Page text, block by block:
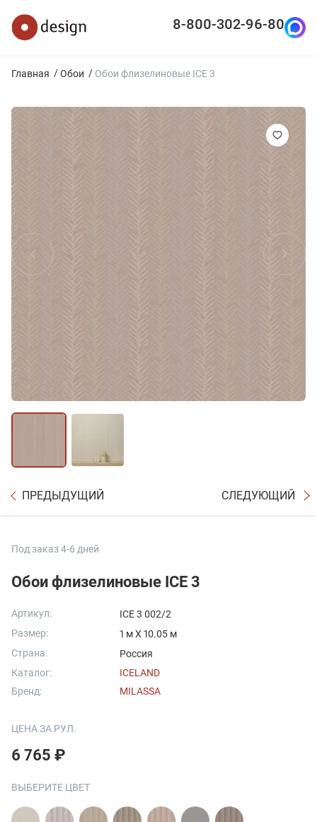
8-800-302-96-80
Главная Обои Обои флизелиновые ICE 3
ПРЕДЫДУЩИЙ СЛЕДУЮЩИЙ
Под заказ 4-6 дней
Обои флизелиновые ICE 3
Артикул:
ICE 3 002/2
Размер:
1 м X 10.05 м
Страна:
Россия
Каталог:
ICELAND
Бренд:
MILASSA
ЦЕНА ЗА РУЛ.
6 765 ₽
ВЫБЕРИТЕ ЦВЕТ